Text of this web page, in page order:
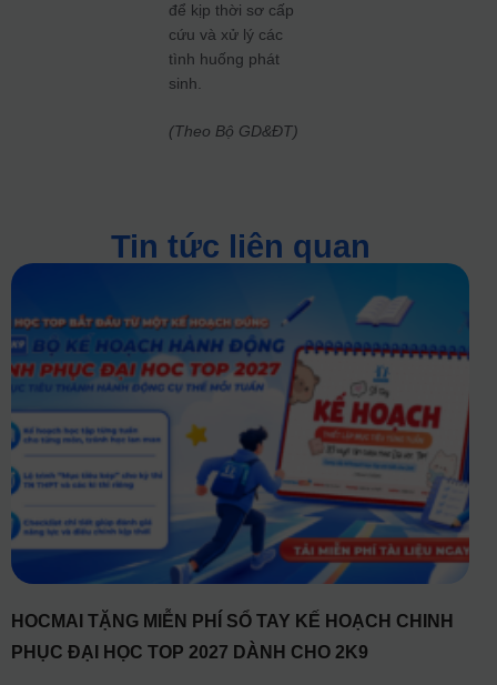
để kịp thời sơ cấp
cứu và xử lý các
tình huống phát
sinh.
(Theo Bộ GD&ĐT)
Tin tức liên quan
HOCMAI TẶNG MIỄN PHÍ SỔ TAY KẾ HOẠCH CHINH
PHỤC ĐẠI HỌC TOP 2027 DÀNH CHO 2K9